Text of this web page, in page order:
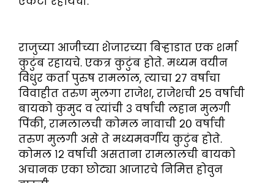
राजुच्या आजीच्या शेजारच्या बिऱ्हाडात एक शर्मा
कुटुंब रहायचे. एकत्र कुटुंब होते. मध्यम वयीन
विधुर कर्ता पुरुष रामलाल, त्याचा २७ वर्षाचा
विवाहीत तरुण मुलगा राजेश, राजेशची २५ वर्षाची
बायको कुमुद व त्यांची ३ वर्षाची लहान मुलगी
पिंकी, रामलालची कोमल नावाची २० वर्षाची
तरुण मुलगी असे ते मध्यमवर्गीय कुटुंब होते.
कोमल १२ वर्षाची असताना रामलालची बायको
अचानक एका छोट्या आजारचे निमित्त होवुन